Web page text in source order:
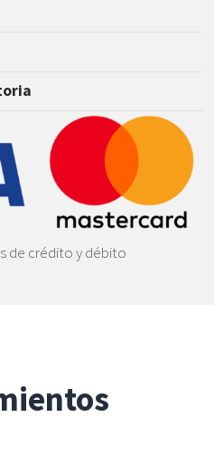
de crédito y débito